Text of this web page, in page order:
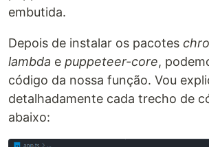
embutida.
Depois de instalar os pacotes
lambda e puppeteer-core,
código da nossa função. Vou
detalhadamente cada trecho de
abaixo: